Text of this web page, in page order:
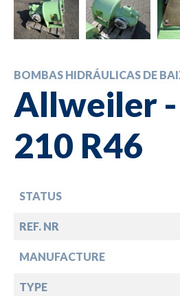
BOMBAS HIDRÁULICAS DE
Allweiler -
210 R46
STATUS
REF. NR
MANUFACTURE
TYPE